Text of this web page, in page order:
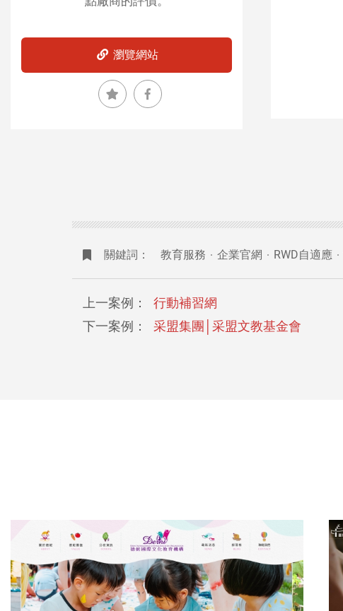
瀏覽網站
關鍵詞： 教育服務 企業官網 RWD自適應
上一案例：
行動補習網
下一案例：
采盟集團│采盟文教基金會